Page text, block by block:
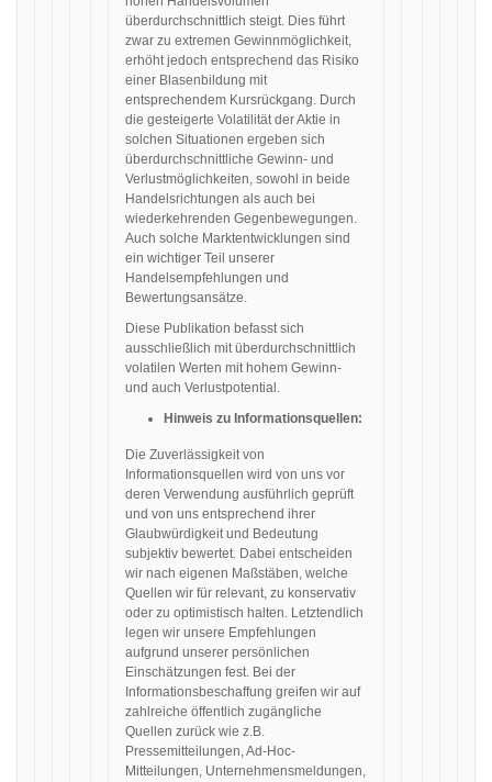
überdurchschnittlich steigt. Dies führt
zwar zu extremen Gewinnmöglichkeit,
erhöht jedoch entsprechend das Risiko
einer Blasenbildung mit
entsprechendem Kursrückgang. Durch
die gesteigerte Volatilität der Aktie in
solchen Situationen ergeben sich
überdurchschnittliche Gewinn- und
Verlustmöglichkeiten, sowohl in beide
Handelsrichtungen als auch bei
wiederkehrenden Gegenbewegungen.
Auch solche Marktentwicklungen sind
ein wichtiger Teil unserer
Handelsempfehlungen und
Bewertungsansätze.
Diese Publikation befasst sich
ausschließlich mit überdurchschnittlich
volatilen Werten mit hohem Gewinn-
und auch Verlustpotential.
Hinweis zu Informationsquellen:
Die Zuverlässigkeit von
Informationsquellen wird von uns vor
deren Verwendung ausführlich geprüft
und von uns entsprechend ihrer
Glaubwürdigkeit und Bedeutung
subjektiv bewertet. Dabei entscheiden
wir nach eigenen Maßstäben, welche
Quellen wir für relevant, zu konservativ
oder zu optimistisch halten. Letztendlich
legen wir unsere Empfehlungen
aufgrund unserer persönlichen
Einschätzungen fest. Bei der
Informationsbeschaffung greifen wir auf
zahlreiche öffentlich zugängliche
Quellen zurück wie z.B.
Pressemitteilungen, Ad-Hoc-
Mitteilungen, Unternehmensmeldungen,